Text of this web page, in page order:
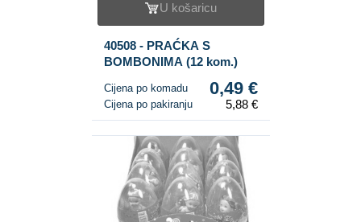
U košaricu
40508 - PRAĆKA S
BOMBONIMA (12 kom.)
Cijena po komadu 0,49 €
Cijena po pakiranju 5,88 €